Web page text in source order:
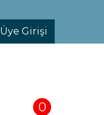
Üye Girişi
0